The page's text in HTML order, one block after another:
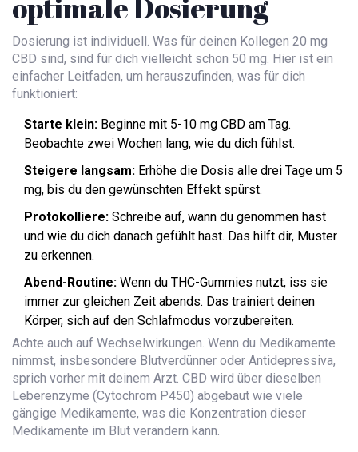
optimale Dosierung
Dosierung ist individuell. Was für deinen Kollegen 20 mg
CBD sind, sind für dich vielleicht schon 50 mg. Hier ist ein
einfacher Leitfaden, um herauszufinden, was für dich
funktioniert:
Starte klein: Beginne mit 5-10 mg CBD am Tag.
Beobachte zwei Wochen lang, wie du dich fühlst.
Steigere langsam: Erhöhe die Dosis alle drei Tage um 5
mg, bis du den gewünschten Effekt spürst.
Protokolliere: Schreibe auf, wann du genommen hast
und wie du dich danach gefühlt hast. Das hilft dir, Muster
zu erkennen.
Abend-Routine: Wenn du THC-Gummies nutzt, iss sie
immer zur gleichen Zeit abends. Das trainiert deinen
Körper, sich auf den Schlafmodus vorzubereiten.
Achte auch auf Wechselwirkungen. Wenn du Medikamente
nimmst, insbesondere Blutverdünner oder Antidepressiva,
sprich vorher mit deinem Arzt. CBD wird über dieselben
Leberenzyme (Cytochrom P450) abgebaut wie viele
gängige Medikamente, was die Konzentration dieser
Medikamente im Blut verändern kann.